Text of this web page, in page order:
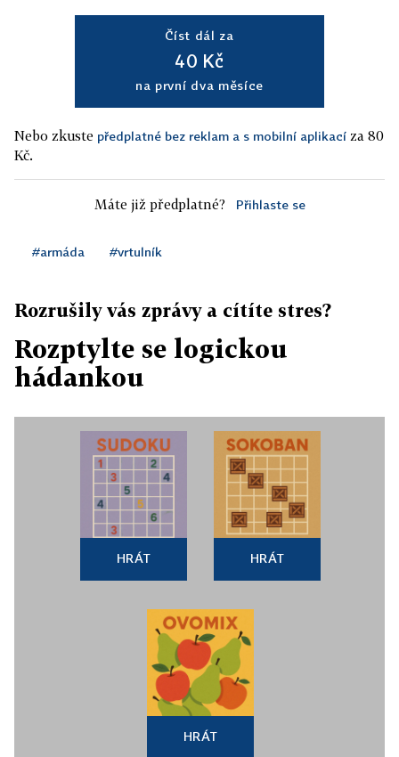
Číst dál za
40 Kč
na první dva měsíce
Nebo zkuste předplatné bez reklam a s mobilní aplikací za 80
Kč.
Máte již předplatné? Přihlaste se
#armáda #vrtulník
Rozrušily vás zprávy a cítíte stres?
Rozptylte se logickou
hádankou
HRÁT HRÁT
HRÁT